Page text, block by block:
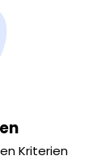
Kriterien